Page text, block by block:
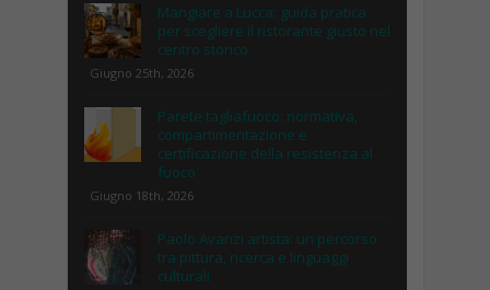
Mangiare a Lucca: guida pratica
per scegliere il ristorante giusto nel
centro storico
Giugno 25th, 2026
Parete tagliafuoco: normativa,
compartimentazione e
certificazione della resistenza al
fuoco
Giugno 18th, 2026
Paolo Avanzi artista: un percorso
tra pittura, ricerca e linguaggi
culturali